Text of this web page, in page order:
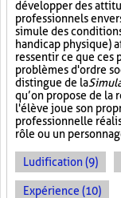
développer des
professionnels
simule des
handicap physique)
ressentir ce que ces
problèmes d'ordre
distingue de la
qu’on propose de la
l'élève joue son
professionnelle
rôle ou un
Ludification (9)
Expérience (10)